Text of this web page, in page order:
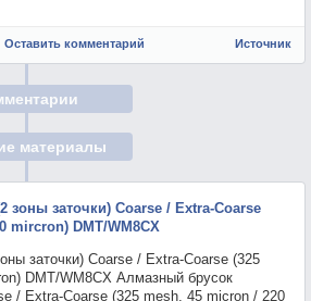
Оставить комментарий Источник
материалы
заточки) Coarse / Extra-Coarse
mircron) DMT/WM8CX
заточки) Coarse / Extra-Coarse (325
DMT/WM8CX Алмазный брусок
/ Extra-Coarse (325 mesh, 45 micron / 220